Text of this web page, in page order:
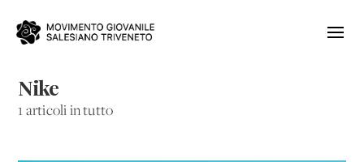
Nike
1 articoli in tutto